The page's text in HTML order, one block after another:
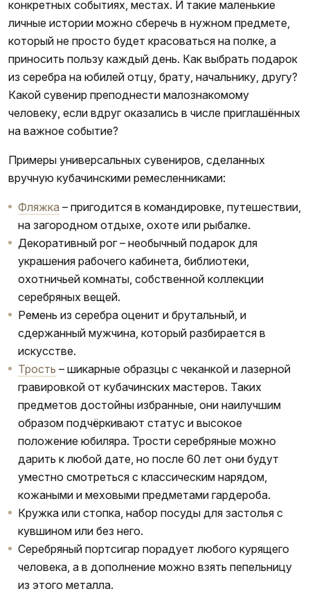
конкретных событиях, местах. И такие маленькие
личные истории можно сберечь в нужном предмете,
который не просто будет красоваться на полке, а
приносить пользу каждый день. Как выбрать подарок
из серебра на юбилей отцу, брату, начальнику, другу?
Какой сувенир преподнести малознакомому
человеку, если вдруг оказались в числе приглашённых
на важное событие?
Примеры универсальных сувениров, сделанных
вручную кубачинскими ремесленниками:
Фляжка – пригодится в командировке, путешествии,
на загородном отдыхе, охоте или рыбалке.
Декоративный рог – необычный подарок для
украшения рабочего кабинета, библиотеки,
охотничьей комнаты, собственной коллекции
серебряных вещей.
Ремень из серебра оценит и брутальный, и
сдержанный мужчина, который разбирается в
искусстве.
Трость – шикарные образцы с чеканкой и лазерной
гравировкой от кубачинских мастеров. Таких
предметов достойны избранные, они наилучшим
образом подчёркивают статус и высокое
положение юбиляра. Трости серебряные можно
дарить к любой дате, но после 60 лет они будут
уместно смотреться с классическим нарядом,
кожаными и меховыми предметами гардероба.
Кружка или стопка, набор посуды для застолья с
кувшином или без него.
Серебряный портсигар порадует любого курящего
человека, а в дополнение можно взять пепельницу
из этого металла.